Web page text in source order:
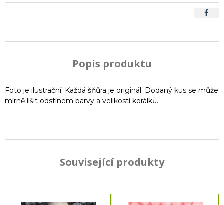
Popis produktu
Foto je ilustrační. Každá šňůra je originál. Dodaný kus se může
mírně lišit odstínem barvy a velikostí korálků.
Související produkty